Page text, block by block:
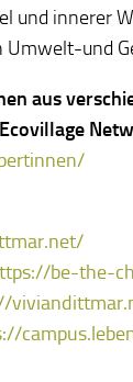
und innerer
Umwelt-und
aus
be-the-